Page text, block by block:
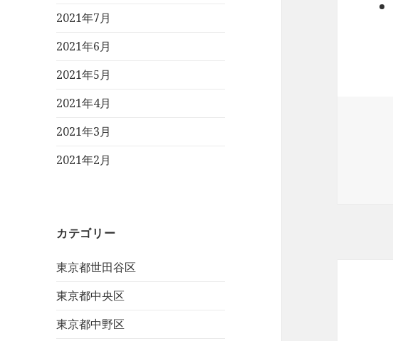
2021年7月
2021年6月
2021年5月
2021年4月
2021年3月
2021年2月
カテゴリー
東京都世田谷区
東京都中央区
東京都中野区